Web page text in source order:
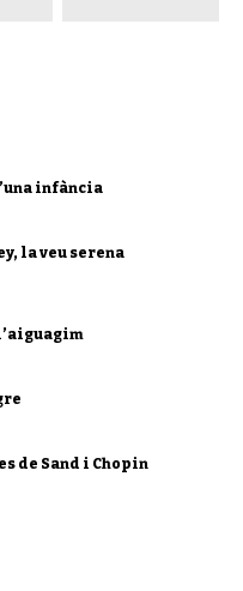
infància
la veu serena
de Sand i Chopin